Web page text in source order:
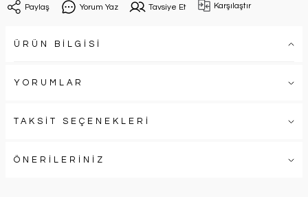
Paylaş Yorum Yaz Tavsiye Et Karşılaştır
ÜRÜN BİLGİSİ
YORUMLAR
TAKSİT SEÇENEKLERİ
ÖNERİLERİNİZ